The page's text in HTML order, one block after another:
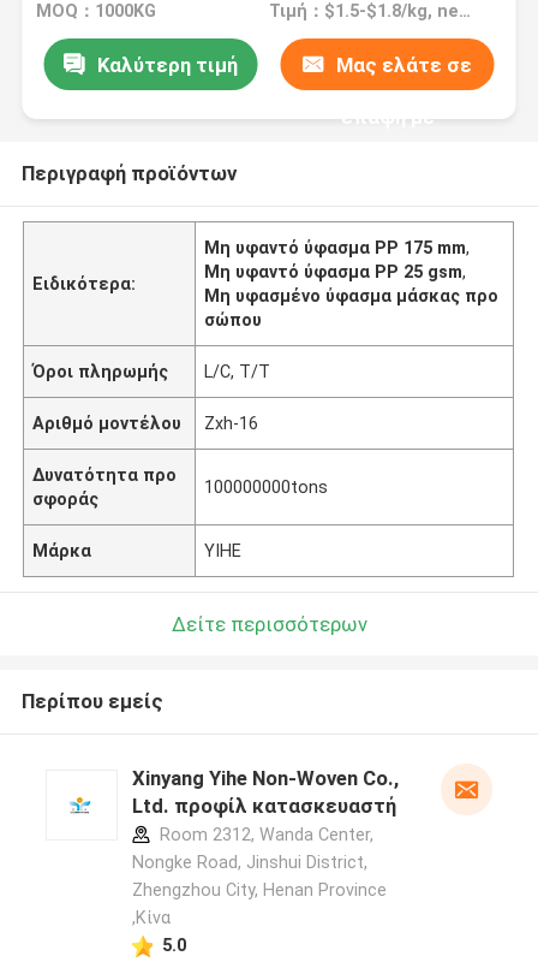
MOQ：1000KG Τιμή：$1.5-$1.8/kg, negetiate
Καλύτερη τιμή Μας ελάτε σε
επαφή με
Περιγραφή προϊόντων
Ειδικότερα:
Μη υφαντό ύφασμα PP 175 mm,
Μη υφαντό ύφασμα PP 25 gsm,
Μη υφασμένο ύφασμα μάσκας προ
σώπου
Όροι πληρωμής L/C, T/T
Αριθμό μοντέλου Zxh-16
Δυνατότητα προ
σφοράς
100000000tons
Μάρκα YIHE
Δείτε περισσότερων
Περίπου εμείς
Xinyang Yihe Non-Woven Co.,
Ltd. προφίλ κατασκευαστή
Room 2312, Wanda Center,
Nongke Road, Jinshui District,
Zhengzhou City, Henan Province
,Κίνα
5.0